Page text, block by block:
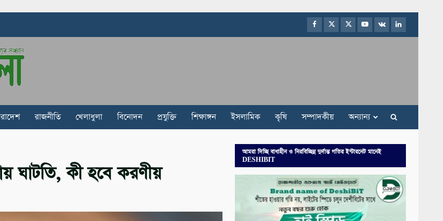
Facebook
TwitterInstagram
Youtube
VK LinkedIn
রাজনীতি খেলাধুলা বিনোদন প্রযুক্তি শিক্ষাঙ্গন ইসলামিক কৃষি সম্পাদকীয় অন্যান্য
ঘাটতি, কী হবে করণীয়
আমরা দিচ্ছি বাধাহীন ও নিরবিচ্ছিন্ন দুর্দান্ত গতির ইন্টারনেট মানেই
DESHIBIT